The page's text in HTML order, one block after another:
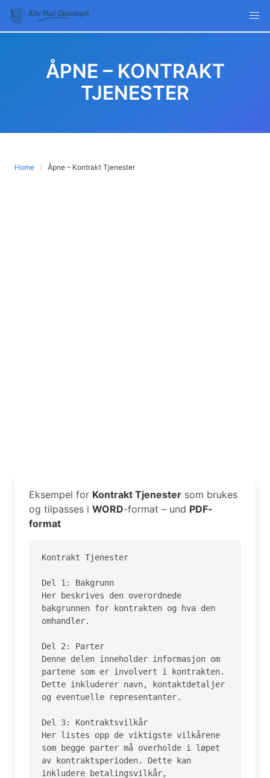
Skip
content
ÅPNE – KONTRAKT
TJENESTER
Home Åpne – Kontrakt Tjenester
Eksempel for Kontrakt Tjenester som brukes
og tilpasses i WORD-format – und PDF-
format
Kontrakt Tjenester
Del 1: Bakgrunn
Her beskrives den overordnede
bakgrunnen for kontrakten og hva den
omhandler.
Del 2: Parter
Denne delen inneholder informasjon om
partene som er involvert i kontrakten.
Dette inkluderer navn, kontaktdetaljer
og eventuelle representanter.
Del 3: Kontraktsvilkår
Her listes opp de viktigste vilkårene
som begge parter må overholde i løpet
av kontraktsperioden. Dette kan
inkludere betalingsvilkår,